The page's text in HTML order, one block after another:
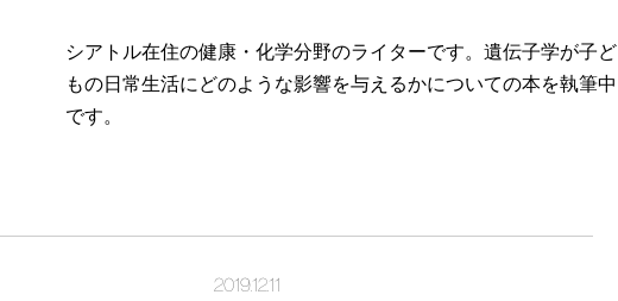
シアトル在住の健康・化学分野のライターです。遺伝子学が子ど
もの日常生活にどのような影響を与えるかについての本を執筆中
です。
2019.12.11